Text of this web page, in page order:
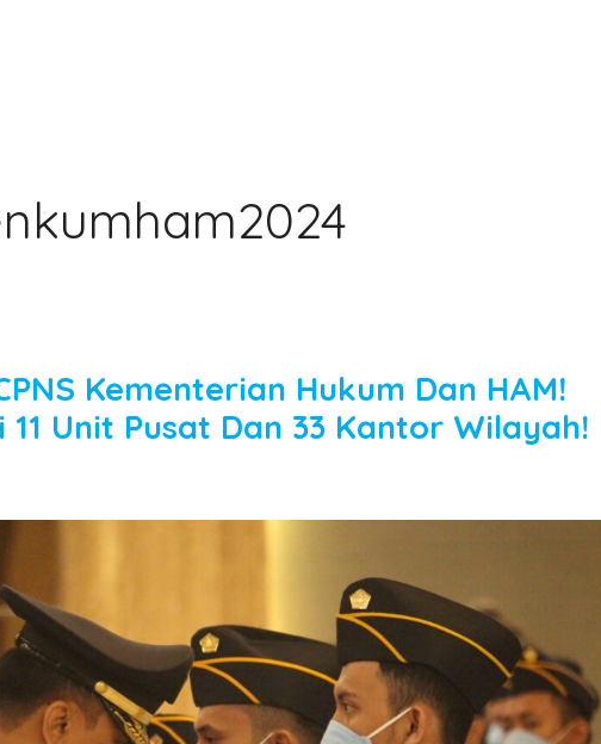
Kementerian Hukum Dan HAM!
11 Unit Pusat Dan 33 Kantor Wilayah!